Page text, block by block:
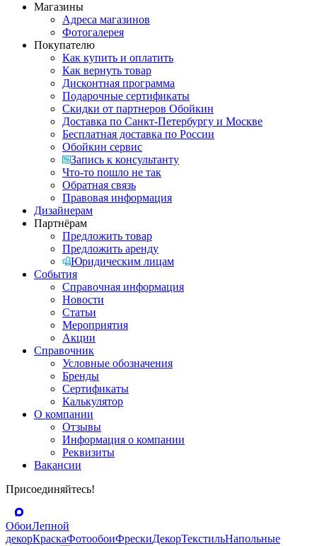
Магазины
Адреса магазинов
Фотогалерея
Покупателю
Как купить и оплатить
Как вернуть товар
Дисконтная программа
Подарочные сертификаты
Скидки от партнеров Обойкин
Доставка по Санкт-Петербургу и Москве
Бесплатная доставка по России
Обойкин сервис
Запись к консультанту
Что-то пошло не так
Обратная связь
Правовая информация
Дизайнерам
Партнёрам
Предложить товар
Предложить аренду
Юридическим лицам
События
Справочная информация
Новости
Статьи
Мероприятия
Акции
Справочник
Условные обозначения
Бренды
Сертификаты
Калькулятор
О компании
Отзывы
Информация о компании
Реквизиты
Вакансии
Присоединяйтесь!
ОбоиЛепной
декорКраскаФотообоиФрескиДекорТекстильНапольные